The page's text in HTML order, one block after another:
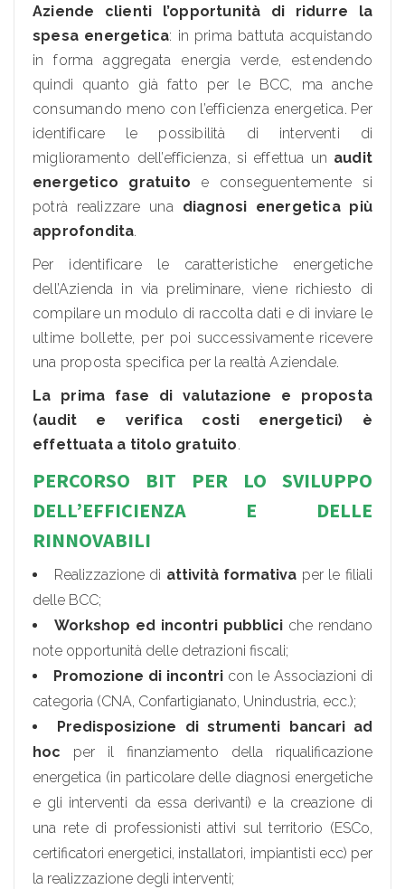
Aziende clienti l’opportunità di ridurre la
spesa energetica: in prima battuta acquistando
in forma aggregata energia verde, estendendo
quindi quanto già fatto per le BCC, ma anche
consumando meno con l’efficienza energetica. Per
identificare le possibilità di interventi di
miglioramento dell’efficienza, si effettua un audit
energetico gratuito e conseguentemente si
potrà realizzare una diagnosi energetica più
approfondita.
Per identificare le caratteristiche energetiche
dell’Azienda in via preliminare, viene richiesto di
compilare un modulo di raccolta dati e di inviare le
ultime bollette, per poi successivamente ricevere
una proposta specifica per la realtà Aziendale.
La prima fase di valutazione e proposta
(audit e verifica costi energetici) è
effettuata a titolo gratuito.
PERCORSO BIT PER LO SVILUPPO
DELL’EFFICIENZA E DELLE
RINNOVABILI
Realizzazione di attività formativa per le filiali
delle BCC;
Workshop ed incontri pubblici che rendano
note opportunità delle detrazioni fiscali;
Promozione di incontri con le Associazioni di
categoria (CNA, Confartigianato, Unindustria, ecc.);
Predisposizione di strumenti bancari ad
hoc per il finanziamento della riqualificazione
energetica (in particolare delle diagnosi energetiche
e gli interventi da essa derivanti) e la creazione di
una rete di professionisti attivi sul territorio (ESCo,
certificatori energetici, installatori, impiantisti ecc) per
la realizzazione degli interventi;